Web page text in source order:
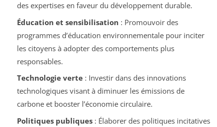
des expertises en faveur du développement durable.
Éducation et sensibilisation : Promouvoir des
programmes d’éducation environnementale pour inciter
les citoyens à adopter des comportements plus
responsables.
Technologie verte: Investir dans des innovations
technologiques visant à diminuer les émissions de
carbone et booster l’économie circulaire.
Politiques publiques: Élaborer des politiques incitatives